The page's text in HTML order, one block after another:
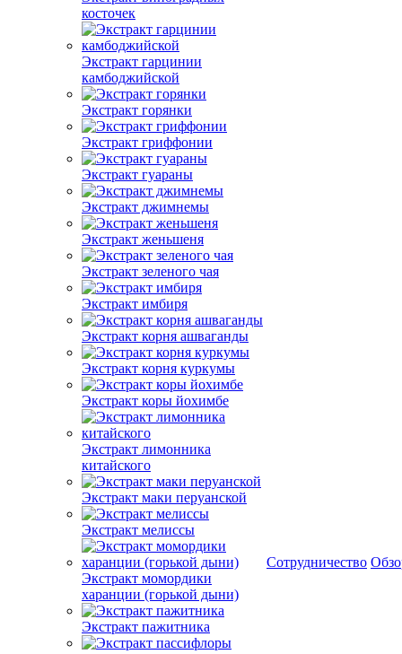
косточек
Экстракт гарцинии
камбоджийской
Экстракт горянки
Экстракт гриффонии
Экстракт гуараны
Экстракт джимнемы
Экстракт женьшеня
Экстракт зеленого чая
Экстракт имбиря
Экстракт корня ашваганды
Экстракт корня куркумы
Экстракт коры йохимбе
Экстракт лимонника
китайского
Экстракт маки перуанской
Экстракт мелиссы
Экстракт момордики
харанции (горькой дыни)
Экстракт пажитника
Сотрудничество